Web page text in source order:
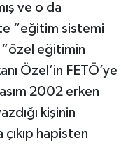
ve o da
“eğitim sistemi
“özel eğitimin
Özel’in FETÖ’ye
2002 erken
kişinin
çıkıp hapisten